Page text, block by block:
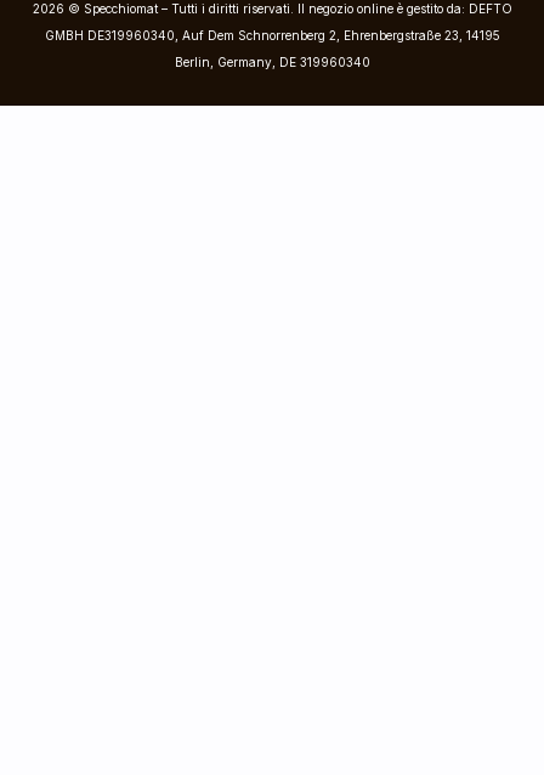
2026 © Specchiomat – Tutti i diritti riservati. Il negozio online è gestito da: DEFTO
GMBH DE319960340, Auf Dem Schnorrenberg 2, Ehrenbergstraße 23, 14195
Berlin, Germany, DE 319960340